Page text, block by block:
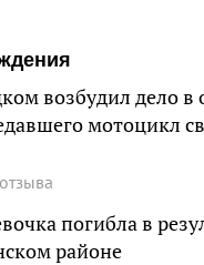
возбудил дело
мотоцикл
погибла в
районе